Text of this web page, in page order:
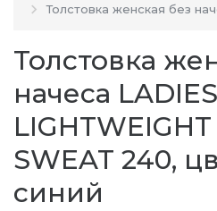
Толстовка женская без
Толстовка
начеса LADIES
SWEAT 240,
синий